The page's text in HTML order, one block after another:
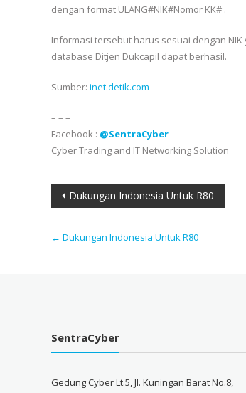
dengan format ULANG#NIK#Nomor KK# .
Informasi tersebut harus sesuai dengan
database Ditjen Dukcapil dapat berhasil.
Sumber: inet.detik.com
– – –
Facebook : @SentraCyber
Cyber Trading and IT Networking Solution
Post
Dukungan Indonesia Untuk R80
← Dukungan Indonesia Untuk R80
SentraCyber
Gedung Cyber Lt.5, Jl. Kuningan Barat No.8,